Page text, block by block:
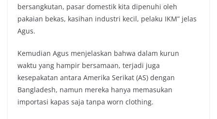
bersangkutan, pasar domestik kita dipenuhi oleh
pakaian bekas, kasihan industri kecil, pelaku IKM” jelas
Agus.
Kemudian Agus menjelaskan bahwa dalam kurun
waktu yang hampir bersamaan, terjadi juga
kesepakatan antara Amerika Serikat (AS) dengan
Bangladesh, namun mereka hanya memasukan
importasi kapas saja tanpa worn clothing.